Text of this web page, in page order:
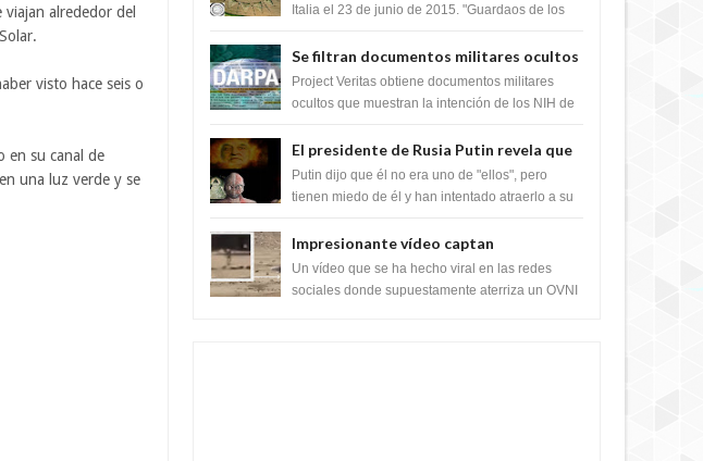
alrededor del
visto hace seis o
en su canal de
una luz verde y se
Italia el 23 de junio de 2015. "Guardaos de los
Se filtran documentos militares ocultos
que muestran la intención de los NIH de
crear el SARS-CoV-2, utilizando la
Project Veritas obtiene documentos militares
ocultos que muestran la intención de los NIH de
El presidente de Rusia Putin revela que
la clase dominante en el mundo son los
híbridos reptiles
Putin dijo que él no era uno de "ellos", pero
tienen miedo de él y han intentado atraerlo a su
Impresionante vídeo captan
extraterrestres bajando de un OVNI en
Arabia Saudita
Un vídeo que se ha hecho viral en las redes
sociales donde supuestamente aterriza un OVNI